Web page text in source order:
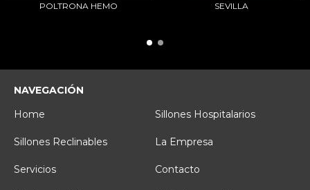
POLTRONA HEMO SEVILLA
NAVEGACIÓN
Home
Sillones Hospitalarios
Sillones Reclinables La Empresa
Servicios Contacto